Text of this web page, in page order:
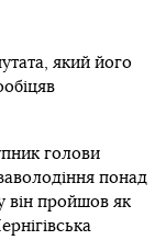
який його
голови
понад
він пройшов як